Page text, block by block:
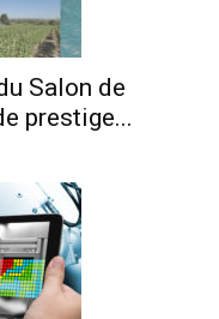
Salon de
prestige...